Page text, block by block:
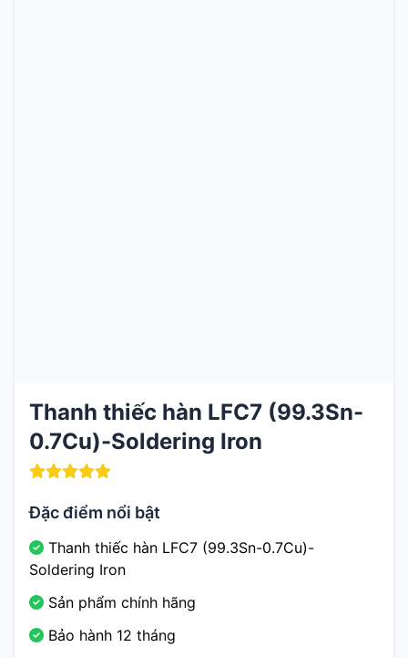
Thanh thiếc hàn LFC7 (99.3Sn-
0.7Cu)-Soldering Iron
Đặc điểm nổi bật
Thanh thiếc hàn LFC7 (99.3Sn-0.7Cu)-
Soldering Iron
Sản phẩm chính hãng
Bảo hành 12 tháng